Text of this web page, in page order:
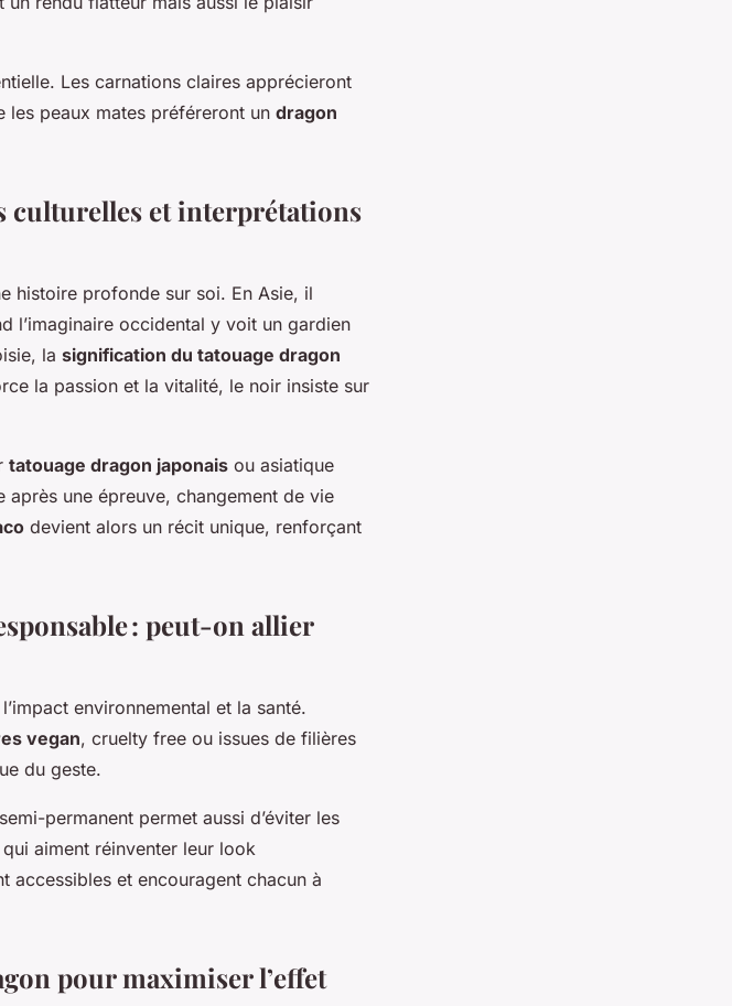
Les carnations claires apprécieront
les peaux mates préféreront un dragon
culturelles et interprétations
histoire profonde sur soi. En Asie, il
l’imaginaire occidental y voit un gardien
la signification du tatouage dragon
la passion et la vitalité, le noir insiste sur
tatouage dragon japonais ou asiatique
après une épreuve, changement de vie
devient alors un récit unique, renforçant
: peut-on allier
environnemental et la santé.
vegan, cruelty free ou issues de filières
du geste.
permanent permet aussi d’éviter les
aiment réinventer leur look
accessibles et encouragent chacun à
pour maximiser l’effet